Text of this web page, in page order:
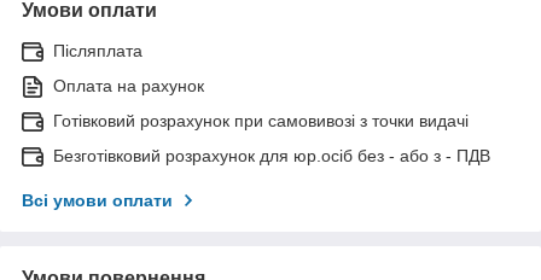
Умови оплати
Післяплата
Оплата на рахунок
Готівковий розрахунок при самовивозі з точки видачі
Безготівковий розрахунок для юр.осіб без - або з - ПДВ
Всі умови оплати